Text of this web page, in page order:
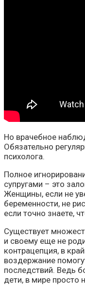
Но врачебное
Обязательно
психолога.
Полное
супругами – это
Женщины, если не
беременности, не
если точно знаете,
Существует
и своему еще не
контрацепция, в
воздержание
последствий. Ведь
дети, в мире просто